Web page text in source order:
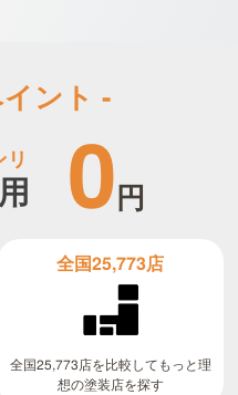
ント -
0円
全国25,773店
全国25,773店を比較してもっと理
想の塗装店を探す